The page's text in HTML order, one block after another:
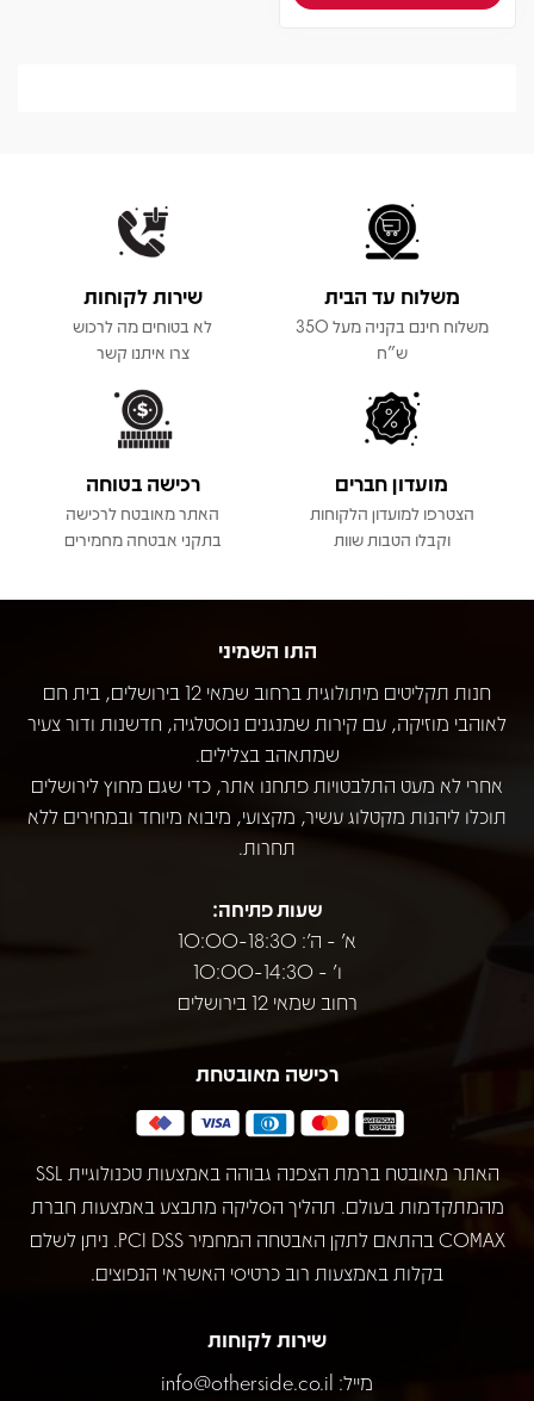
משלוח עד הבית
משלוח חינם בקניה מעל 350
ש"ח
שירות לקוחות
לא בטוחים מה לרכוש
צרו איתנו קשר
מועדון חברים
הצטרפו למועדון הלקוחות
וקבלו הטבות שוות
רכישה בטוחה
האתר מאובטח לרכישה
בתקני אבטחה מחמירים
התו השמיני
חנות תקליטים מיתולוגית ברחוב שמאי 12 בירושלים, בית חם
לאוהבי מוזיקה, עם קירות שמנגנים נוסטלגיה, חדשנות ודור צעיר
שמתאהב בצלילים.
אחרי לא מעט התלבטויות פתחנו אתר, כדי שגם מחוץ לירושלים
תוכלו ליהנות מקטלוג עשיר, מקצועי, מיבוא מיוחד ובמחירים ללא
תחרות.
שעות פתיחה:
א' - ה': 10:00-18:30
ו' - 10:00-14:30
רחוב שמאי 12 בירושלים
רכישה מאובטחת
האתר מאובטח ברמת הצפנה גבוהה באמצעות טכנולוגיית SSL
מהמתקדמות בעולם. תהליך הסליקה מתבצע באמצעות חברת
COMAX בהתאם לתקן האבטחה המחמיר PCI DSS. ניתן לשלם
בקלות באמצעות רוב כרטיסי האשראי הנפוצים.
שירות לקוחות
מייל: info@otherside.co.il